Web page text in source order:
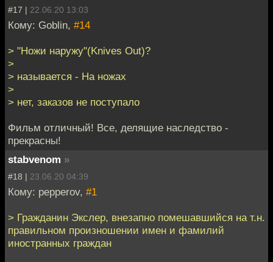
#17 | 22.06.20 13:03
Кому: Goblin, #14
> "Ножи наружу"(Knives Out)?
>
> называется - На ножах
>
> нет, заказов не поступало
Фильм отличный! Все, делящие наследство -
прекрасны!
stabvenom »
#18 | 23.06.20 04:39
Кому: pepperov, #1
> Гражданин Экслер, внезапно помешавшийся на т.н.
правильном произношении имен и фамилий
иностранных граждан